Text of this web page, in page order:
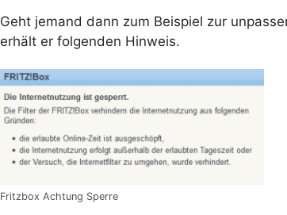
Geht jemand dann zum Beispiel zur
erhält er folgenden Hinweis.
Fritzbox Achtung Sperre